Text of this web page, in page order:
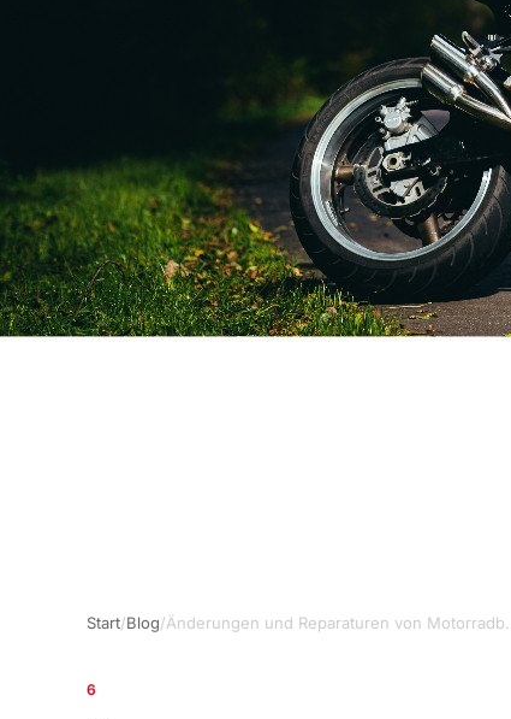
Start/Blog/Änderungen und Reparaturen von Motorradb...
6